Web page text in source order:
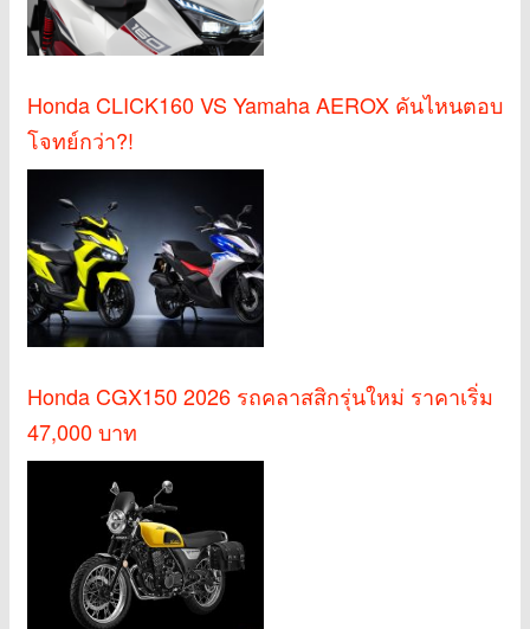
Honda CLICK160 VS Yamaha AEROX คันไหนตอบ
โจทย์กว่า?!
Honda CGX150 2026 รถคลาสสิกรุ่นใหม่ ราคาเริ่ม
47,000 บาท